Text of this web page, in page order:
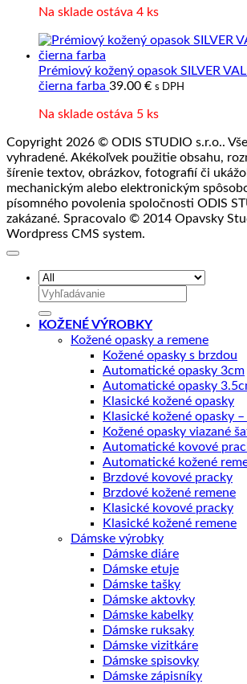
Na sklade ostáva 4 ks
Prémiový kožený opasok SILVER
čierna farba 39.00 € s DPH
Na sklade ostáva 5 ks
Copyright 2026 © ODIS STUDIO s.r.o..
vyhradené. Akékoľvek použitie obsahu,
šírenie textov, obrázkov, fotografií či
mechanickým alebo elektronickým
písomného povolenia spoločnosti ODIS
zakázané. Spracovalo © 2014 Opavsky
Wordpress CMS system.
Hľadať:
KOŽENÉ VÝROBKY
Kožené opasky a remene
Kožené opasky s brzdou
Automatické opasky 3cm
Automatické opasky
Klasické kožené opasky
Klasické kožené opasky
Kožené opasky viazané
Automatické kovové
Automatické kožené
Brzdové kovové pracky
Brzdové kožené remene
Klasické kovové pracky
Klasické kožené remene
Dámske výrobky
Dámske diáre
Dámske etuje
Dámske tašky
Dámske aktovky
Dámske kabelky
Dámske ruksaky
Dámske vizitkáre
Dámske spisovky
Dámske zápisníky